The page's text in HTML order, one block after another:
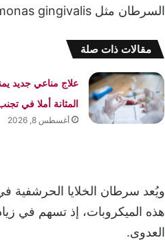
السرطان مثل Porphyromonas gingivalis وFusobacterium nucleatum.
مقالات ذات صلة
علاج مناعي جديد
المثانة أملا في
أغسطس 8, 2026
ويُعد سرطان الخلايا الحرشفية
هذه الميكروبات، إذ تسهم في
العدوى.